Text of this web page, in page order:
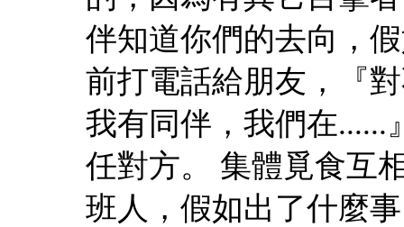
伴知道你們的去向，
前打電話給朋友，『
我有同伴，我們在......
任對方。 集體覓食互
班人，假如出了什麼